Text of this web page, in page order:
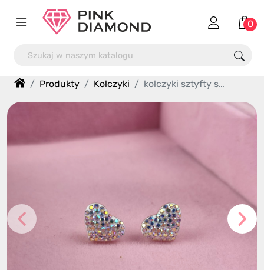
0
Produkty Kolczyki kolczyki sztyfty serce multi cyrkonie stal chirurgiczna